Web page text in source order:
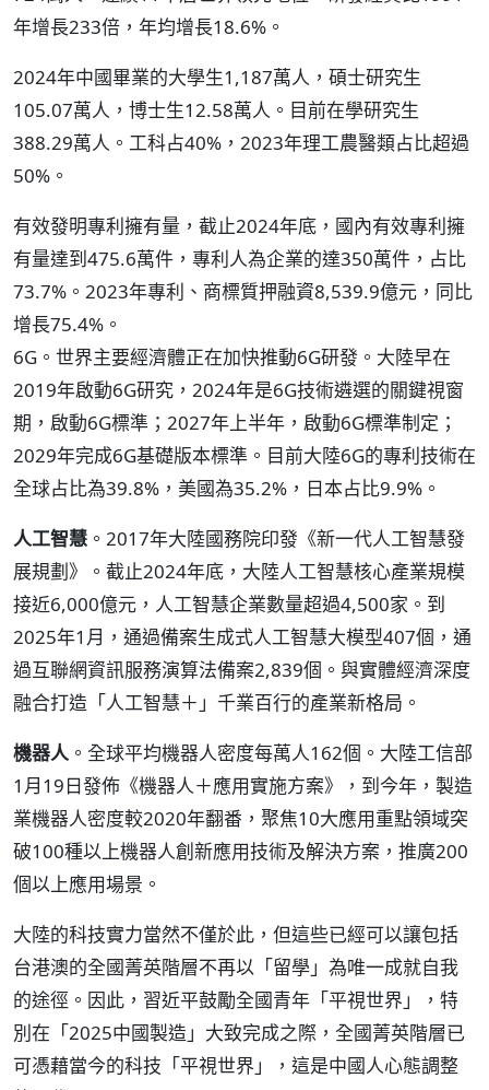
年增長233倍，年均增長18.6%。
2024年中國畢業的大學生1,187萬人，碩士研究生
105.07萬人，博士生12.58萬人。目前在學研究生
388.29萬人。工科占40%，2023年理工農醫類占比超過
50%。
有效發明專利擁有量，截止2024年底，國內有效專利擁
有量達到475.6萬件，專利人為企業的達350萬件，占比
73.7%。2023年專利、商標質押融資8,539.9億元，同比
增長75.4%。
6G。世界主要經濟體正在加快推動6G研發。大陸早在
2019年啟動6G研究，2024年是6G技術遴選的關鍵視窗
期，啟動6G標準；2027年上半年，啟動6G標準制定；
2029年完成6G基礎版本標準。目前大陸6G的專利技術在
全球占比為39.8%，美國為35.2%，日本占比9.9%。
人工智慧 。2017年大陸國務院印發《新一代人工智慧發
展規劃》。截止2024年底，大陸人工智慧核心產業規模
接近6,000億元，人工智慧企業數量超過4,500家。到
2025年1月，通過備案生成式人工智慧大模型407個，通
過互聯網資訊服務演算法備案2,839個。與實體經濟深度
融合打造「人工智慧＋」千業百行的產業新格局。
機器人。全球平均機器人密度每萬人162個。大陸工信部
1月19日發佈《機器人＋應用實施方案》，到今年，製造
業機器人密度較2020年翻番，聚焦10大應用重點領域突
破100種以上機器人創新應用技術及解決方案，推廣200
個以上應用場景。
大陸的科技實力當然不僅於此，但這些已經可以讓包括
台港澳的全國菁英階層不再以「留學」為唯一成就自我
的途徑。因此，習近平鼓勵全國青年「平視世界」，特
別在「2025中國製造」大致完成之際，全國菁英階層已
可憑藉當今的科技「平視世界」，這是中國人心態調整